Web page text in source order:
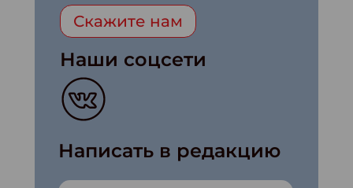
Скажите нам
Наши соцсети
Написать в редакцию